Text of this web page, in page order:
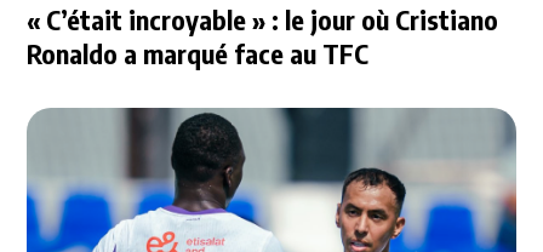
« C’était incroyable » : le jour où Cristiano
Ronaldo a marqué face au TFC